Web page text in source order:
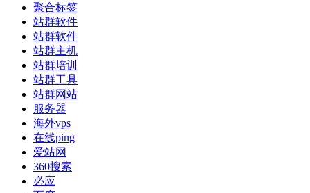
聚合标签
站群软件
站群软件
站群主机
站群培训
站群工具
站群网站
服务器
海外vps
在线ping
爱站网
360搜索
必应